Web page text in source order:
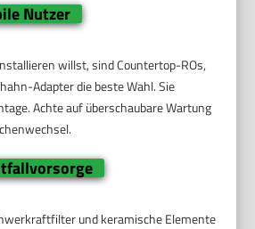
Nutzer
willst, sind Countertop-ROs,
Adapter die beste Wahl. Sie
Achte auf überschaubare Wartung
und keramische Elemente